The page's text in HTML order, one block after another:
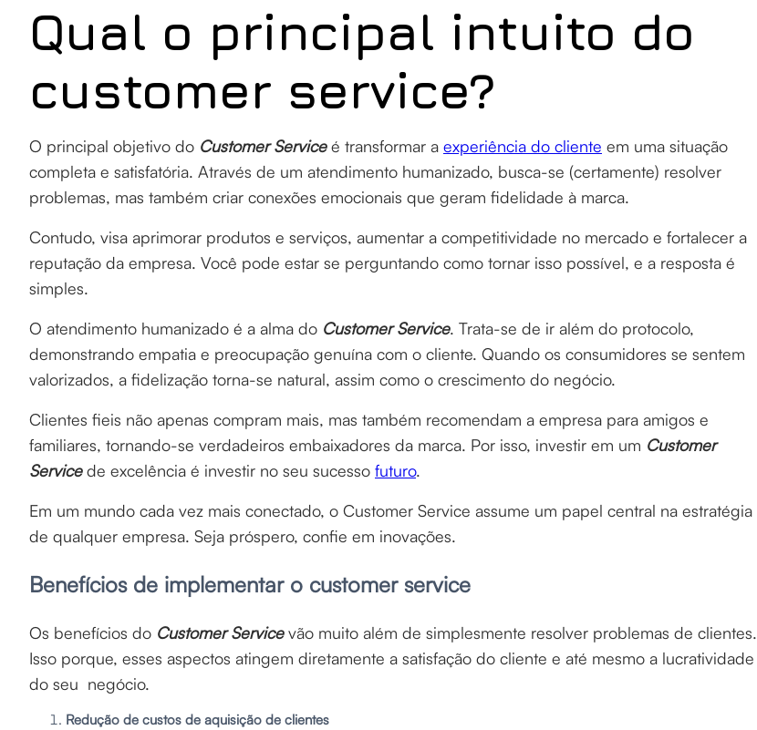
Qual o principal intuito do
customer service?
O principal objetivo do Customer Serviceé transformar a experiência do cliente em uma situação
completa e satisfatória. Através de um atendimento humanizado, busca-se (certamente) resolver
problemas, mas também criar conexões emocionais que geram fidelidade à marca.
Contudo, visa aprimorar produtos e serviços, aumentar a competitividade no mercado e fortalecer a
reputação da empresa. Você pode estar se perguntando como tornar isso possível, e a resposta é
simples.
O atendimento humanizado é a alma do Customer Service. Trata-se de ir além do protocolo,
demonstrando empatia e preocupação genuína com o cliente. Quando os consumidores se sentem
valorizados, a fidelização torna-se natural, assim como o crescimento do negócio.
Clientes fieis não apenas compram mais, mas também recomendam a empresa para amigos e
familiares, tornando-se verdadeiros embaixadores da marca. Por isso, investir em um Customer
Servicede excelência é investir no seu sucesso futuro.
Em um mundo cada vez mais conectado, o Customer Service assume um papel central na estratégia
de qualquer empresa. Seja próspero, confie em inovações.
Benefícios de implementar o customer service
Os benefícios do Customer Servicevão muito além de simplesmente resolver problemas de clientes.
Isso porque, esses aspectos atingem diretamente a satisfação do cliente e até mesmo a lucratividade
do seu negócio.
Redução de custos de aquisição de clientes